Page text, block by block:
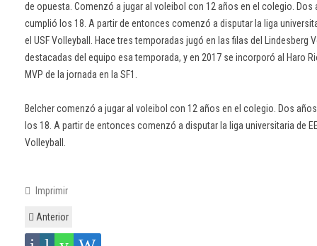
de opuesta. Comenzó a jugar al voleibol con 12 años en el colegio.
cumplió los 18. A partir de entonces comenzó a disputar la liga
el USF Volleyball. Hace tres temporadas jugó en las filas del Lindesberg
destacadas del equipo esa temporada, y en 2017 se incorporó al Haro
MVP de la jornada en la SF1.
Belcher comenzó a jugar al voleibol con 12 años en el colegio. Dos
los 18. A partir de entonces comenzó a disputar la liga universitaria de
Volleyball.
Imprimir
Anterior